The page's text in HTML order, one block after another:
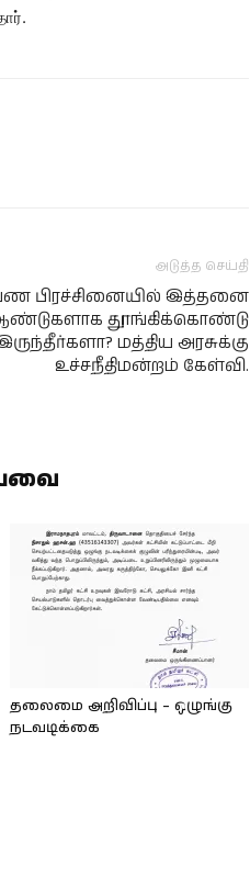
அடுத்த செய்தி
பண பிரச்சினையில் இத்தனை
தூங்கிக்கொண்டு
மத்திய அரசுக்கு
உச்சநீதிமன்றம் கேள்வி.
தலைமை அறிவிப்பு – ஒழுங்கு
நடவடிக்கை